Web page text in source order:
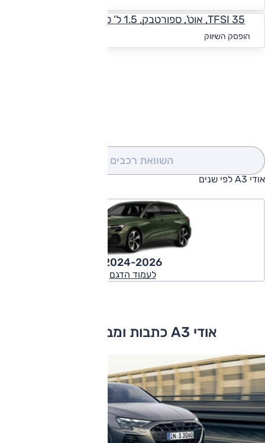
35 TFSI, אוט', ספורטבק, 1.5 ל' טורבו, S-Line
הופסק השיווק
השוואת רכבים
אודי A3 לפי שנים
2024-2026
לעמוד הדגם
אודי A3 כתבות ומבחני דרכים